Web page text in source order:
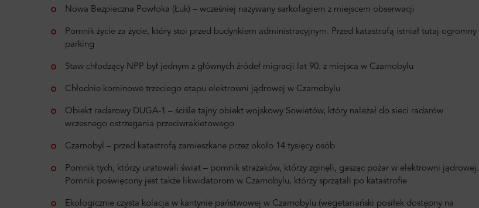
Nowa Bezpieczna Powłoka (Łuk) – wcześniej nazywany sarkofagiem z miejscem obserwacji
Pomnik życie za życie, który stoi przed budynkiem administracyjnym. Przed katastrofą istniał tutaj ogromny
parking
Staw chłodzący NPP był jednym z głównych źródeł migracji lat 90. z miejsca w Czarnobylu
Chłodnie kominowe trzeciego etapu elektrowni jądrowej w Czarnobylu
Obiekt radarowy DUGA-1 – ściśle tajny obiekt wojskowy Sowietów, który należał do sieci radarów
wczesnego ostrzegania przeciwrakietowego
Czarnobyl – przed katastrofą zamieszkane przez około 14 tysięcy osób
Pomnik tych, którzy uratowali świat – pomnik strażaków, którzy zginęli, gasząc pożar w elektrowni jądrowej.
Pomnik poświęcony jest także likwidatorom w Czarnobylu, którzy sprzątali po katastrofie
Ekologicznie czysta kolacja w kantynie państwowej w Czarnobylu (wegetariański posiłek dostępny na